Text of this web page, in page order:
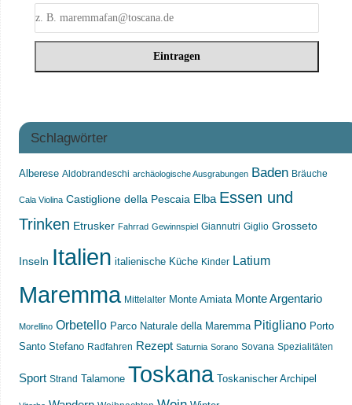
Schlagwörter
Alberese Aldobrandeschi archäologische Ausgrabungen Baden Bräuche
Cala Violina Castiglione della Pescaia Elba Essen und
Trinken Etrusker Fahrrad Gewinnspiel Giannutri Giglio Grosseto
Inseln Italien italienische Küche Kinder Latium
Maremma Mittelalter Monte Amiata Monte Argentario
Morellino Orbetello Parco Naturale della Maremma Pitigliano Porto
Santo Stefano Radfahren Rezept Saturnia Sorano Sovana Spezialitäten
Sport Strand Talamone Toskana Toskanischer Archipel